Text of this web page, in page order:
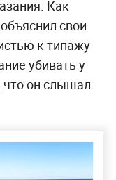
Как
свои
к типажу
убивать у
что он слышал